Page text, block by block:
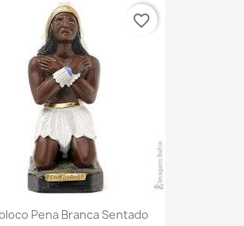
Pena Branca Sentado
favorite_border